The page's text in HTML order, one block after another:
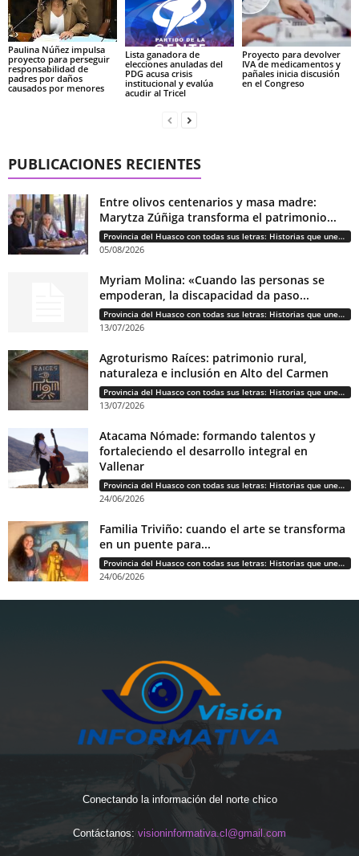
Paulina Núñez impulsa
proyecto para perseguir
responsabilidad de
padres por daños
causados por menores
Lista ganadora de
elecciones anuladas del
PDG acusa crisis
institucional y evalúa
acudir al Tricel
Proyecto para devolver
IVA de medicamentos y
pañales inicia discusión
en el Congreso
PUBLICACIONES RECIENTES
Entre olivos centenarios y masa madre:
Marytza Zúñiga transforma el patrimonio...
Provincia del Huasco con todas sus letras: Historias que unen cultura, diversidad e identidad
05/08/2026
Myriam Molina: «Cuando las personas se
empoderan, la discapacidad da paso...
Provincia del Huasco con todas sus letras: Historias que unen cultura, diversidad e identidad
13/07/2026
Agroturismo Raíces: patrimonio rural,
naturaleza e inclusión en Alto del Carmen
Provincia del Huasco con todas sus letras: Historias que unen cultura, diversidad e identidad
13/07/2026
Atacama Nómade: formando talentos y
fortaleciendo el desarrollo integral en
Vallenar
Provincia del Huasco con todas sus letras: Historias que unen cultura, diversidad e identidad
24/06/2026
Familia Triviño: cuando el arte se transforma
en un puente para...
Provincia del Huasco con todas sus letras: Historias que unen cultura, diversidad e identidad
24/06/2026
Conectando la información del norte chico
Contáctanos: visioninformativa.cl@gmail.com